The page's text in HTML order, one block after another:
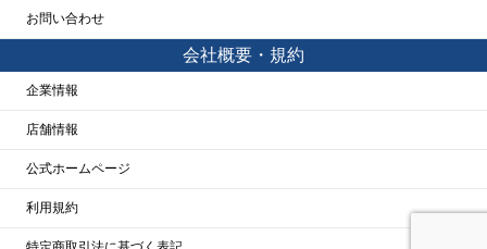
お問い合わせ
会社概要・規約
企業情報
店舗情報
公式ホームページ
利用規約